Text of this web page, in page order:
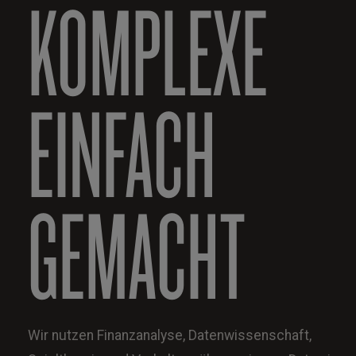
KOMPLEXE
EINFACH
GEMACHT
Wir nutzen Finanzanalyse, Datenwissenschaft,